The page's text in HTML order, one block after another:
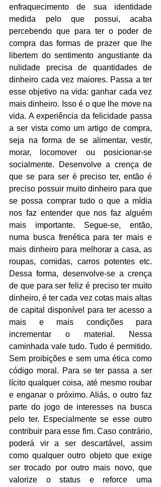
enfraquecimento de sua identidade
medida pelo que possui, acaba
percebendo que para ter o poder de
compra das formas de prazer que lhe
libertem do sentimento angustiante da
nulidade precisa de quantidades de
dinheiro cada vez maiores. Passa a ter
esse objetivo na vida: ganhar cada vez
mais dinheiro. Isso é o que lhe move na
vida. A experiência da felicidade passa
a ser vista como um artigo de compra,
seja na forma de se alimentar, vestir,
morar, locomover ou posicionar-se
socialmente. Desenvolve a crença de
que se para ser é preciso ter, então é
preciso possuir muito dinheiro para que
se possa comprar tudo o que a mídia
nos faz entender que nos faz alguém
mais importante. Segue-se, então,
numa busca frenética para ter mais e
mais dinheiro para melhorar a casa, as
roupas, comidas, carros potentes etc.
Dessa forma, desenvolve-se a crença
de que para ser feliz é preciso ter muito
dinheiro, é ter cada vez cotas mais altas
de capital disponível para ter acesso a
mais e mais condições para
incrementar o material. Nessa
caminhada vale tudo. Tudo é permitido.
Sem proibições e sem uma ética como
código moral. Para se ter passa a ser
lícito qualquer coisa, até mesmo roubar
e enganar o próximo. Aliás, o outro faz
parte do jogo de interesses na busca
pelo ter. Especialmente se esse outro
contribuir para esse fim. Caso contrário,
poderá vir a ser descartável, assim
como qualquer outro objeto que exige
ser trocado por outro mais novo, que
valorize o status e reforce uma